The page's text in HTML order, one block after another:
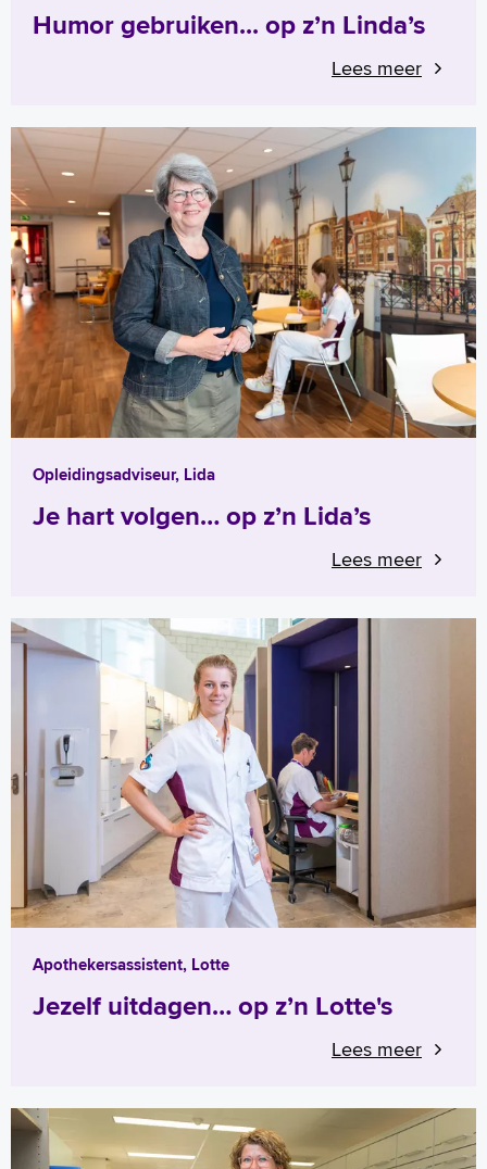
Humor gebruiken... op z’n Linda’s
Lees meer
Opleidingsadviseur, Lida
Je hart volgen… op z’n Lida’s
Lees meer
Apothekersassistent, Lotte
Jezelf uitdagen… op z’n Lotte's
Lees meer